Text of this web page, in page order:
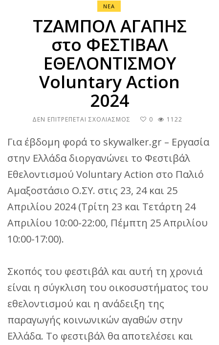
ΝΕΑ
ΤΖΑΜΠΟΛ ΑΓΑΠΗΣ
στο ΦΕΣΤΙΒΑΛ
ΕΘΕΛΟΝΤΙΣΜΟΥ
Voluntary Action
2024
ΔΕΝ ΕΠΙΤΡΈΠΕΤΑΙ ΣΧΟΛΙΑΣΜΌΣ ΣΤΟ
ΑΓΑΠΗΣ
ΣΤΟ
ΦΕΣΤΙΒΑΛ
ΕΘΕΛΟΝΤΙΣΜΟΥ
VOLUNTARY
2024
0 1122
Για έβδομη φορά το skywalker.gr – Εργασία
στην Ελλάδα διοργανώνει το Φεστιβάλ
Εθελοντισμού Voluntary Action στο Παλιό
Αμαξοστάσιο Ο.ΣΥ. στις 23, 24 και 25
Απριλίου 2024 (Τρίτη 23 και Τετάρτη 24
Απριλίου 10:00-22:00, Πέμπτη 25 Απριλίου
10:00-17:00).
Σκοπός του φεστιβάλ και αυτή τη χρονιά
είναι η σύγκλιση του οικοσυστήματος του
εθελοντισμού και η ανάδειξη της
παραγωγής κοινωνικών αγαθών στην
Ελλάδα. Το φεστιβάλ θα αποτελέσει και